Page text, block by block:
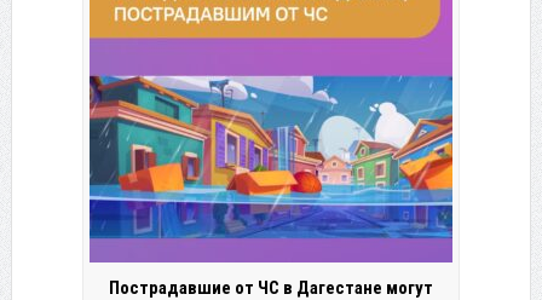
Пострадавшие от ЧС в Дагестане могут